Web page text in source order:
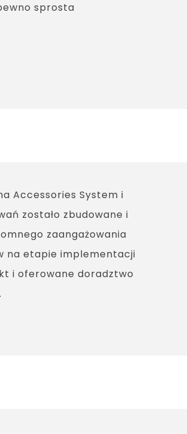
sprosta
Accessories System i
zostało zbudowane i
zaangażowania
na etapie implementacji
i oferowane doradztwo